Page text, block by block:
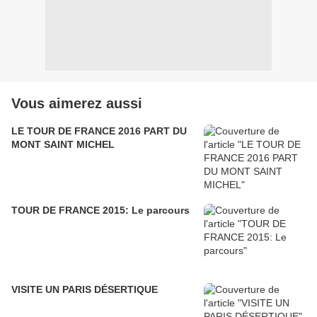
Vous aimerez aussi
LE TOUR DE FRANCE 2016 PART DU
MONT SAINT MICHEL
TOUR DE FRANCE 2015: Le parcours
VISITE UN PARIS DÉSERTIQUE